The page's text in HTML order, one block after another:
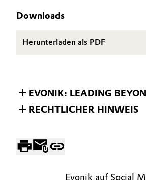
Metals & Mining
Pharma & Biopharma
Downloads
Herunterladen als PDF
EVONIK: LEADING
RECHTLICHER HINWEIS
Evonik auf Social